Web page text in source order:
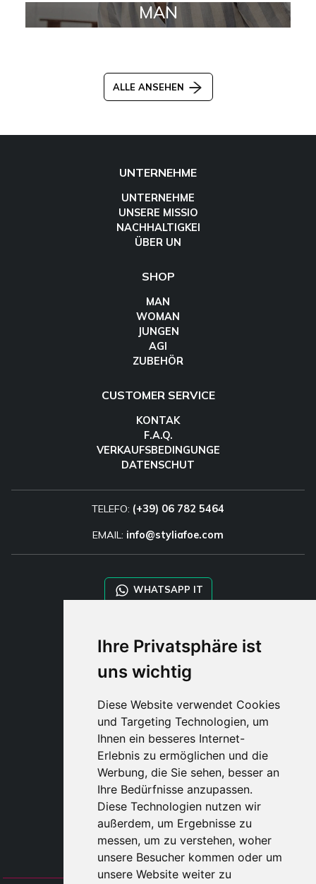
Ihre Privatsphäre ist
uns wichtig
Diese Website verwendet Cookies
und Targeting Technologien, um
Ihnen ein besseres Internet-
Erlebnis zu ermöglichen und die
Werbung, die Sie sehen, besser an
Ihre Bedürfnisse anzupassen.
Diese Technologien nutzen wir
außerdem, um Ergebnisse zu
messen, um zu verstehen, woher
unsere Besucher kommen oder um
unsere Website weiter zu
MAN
ALLE ANSEHEN
UNTERNEHME
UNTERNEHME
UNSERE MISSIO
NACHHALTIGKEI
ÜBER UN
SHOP
MAN
WOMAN
JUNGEN
AGI
ZUBEHÖR
CUSTOMER SERVICE
KONTAK
F.A.Q.
VERKAUFSBEDINGUNGE
DATENSCHUT
TELEFO: (+39) 06 782 5464
EMAIL: info@styliafoe.com
WHATSAPP IT
STYLIA SERVICES
SHOP B2B
TAYLOR MADE ORDERS
DROPSHIPPING
BENUTZE
REGISTRIERE
EINLOGGE
EINKAUFSWAGE